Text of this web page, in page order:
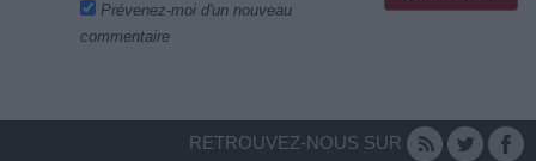
Prévenez-moi d'un nouveau
commentaire
RETROUVEZ-NOUS SUR